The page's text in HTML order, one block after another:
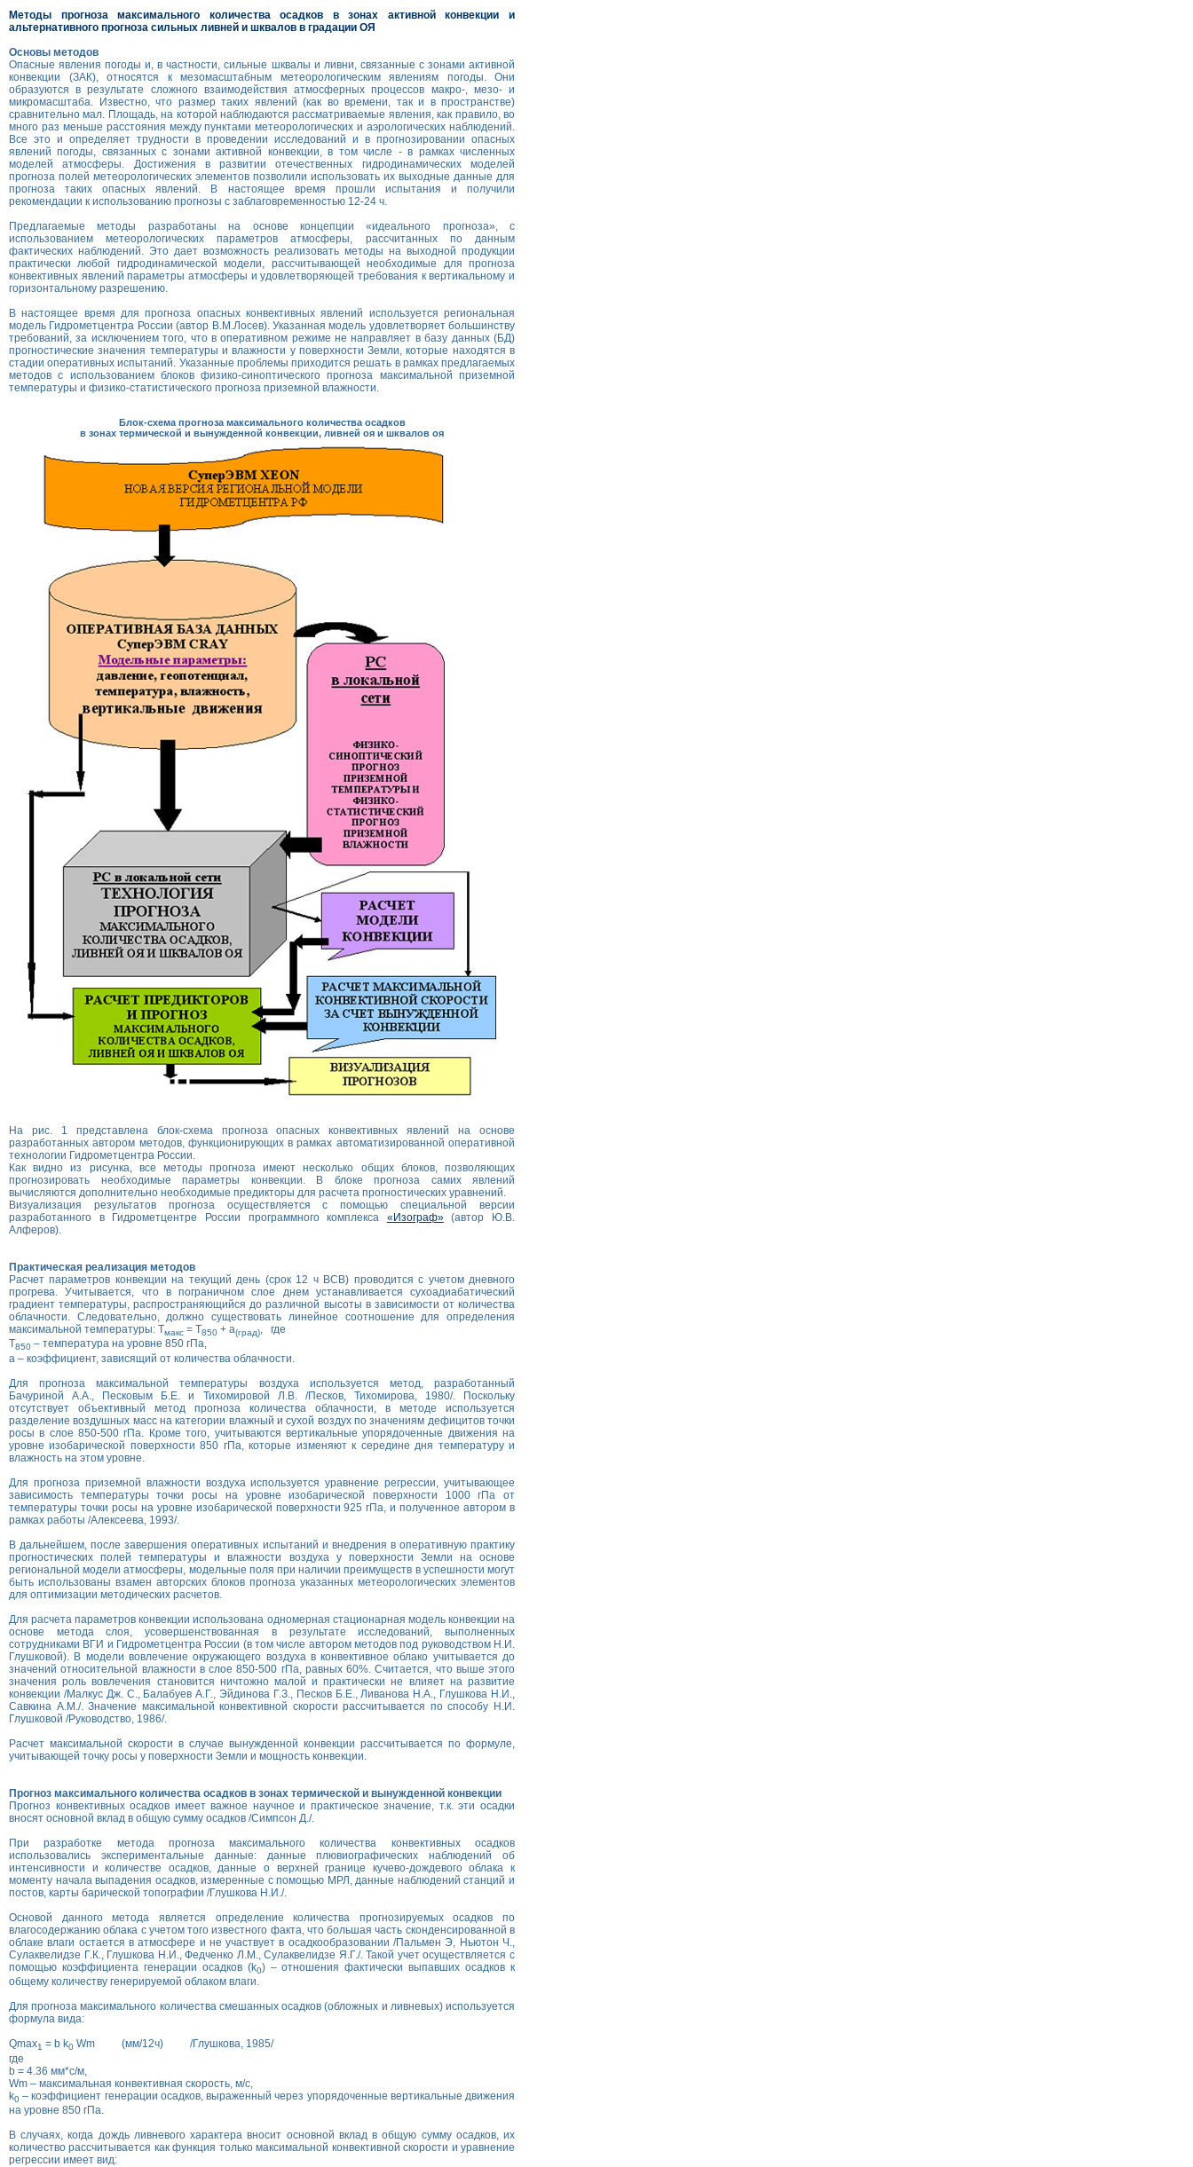
Методы прогноза максимального количества осадков в зонах активной конвекции и
альтернативного прогноза сильных ливней и шквалов в градации ОЯ
Основы методов
Опасные явления погоды и, в частности, сильные шквалы и ливни, связанные с зонами активной
конвекции (ЗАК), относятся к мезомасштабным метеорологическим явлениям погоды. Они
образуются в результате сложного взаимодействия атмосферных процессов макро-, мезо- и
микромасштаба. Известно, что размер таких явлений (как во времени, так и в пространстве)
сравнительно мал. Площадь, на которой наблюдаются рассматриваемые явления, как правило, во
много раз меньше расстояния между пунктами метеорологических и аэрологических наблюдений.
Все это и определяет трудности в проведении исследований и в прогнозировании опасных
явлений погоды, связанных с зонами активной конвекции, в том числе - в рамках численных
моделей атмосферы. Достижения в развитии отечественных гидродинамических моделей
прогноза полей метеорологических элементов позволили использовать их выходные данные для
прогноза таких опасных явлений. В настоящее время прошли испытания и получили
рекомендации к использованию прогнозы с заблаговременностью 12-24 ч.
Предлагаемые методы разработаны на основе концепции «идеального прогноза», с
использованием метеорологических параметров атмосферы, рассчитанных по данным
фактических наблюдений. Это дает возможность реализовать методы на выходной продукции
практически любой гидродинамической модели, рассчитывающей необходимые для прогноза
конвективных явлений параметры атмосферы и удовлетворяющей требования к вертикальному и
горизонтальному разрешению.
В настоящее время для прогноза опасных конвективных явлений используется региональная
модель Гидрометцентра России (автор В.М.Лосев). Указанная модель удовлетворяет большинству
требований, за исключением того, что в оперативном режиме не направляет в базу данных (БД)
прогностические значения температуры и влажности у поверхности Земли, которые находятся в
стадии оперативных испытаний. Указанные проблемы приходится решать в рамках предлагаемых
методов с использованием блоков физико-синоптического прогноза максимальной приземной
температуры и физико-статистического прогноза приземной влажности.
Блок-схема прогноза максимального количества осадков
в зонах термической и вынужденной конвекции, ливней оя и шквалов оя
На рис. 1 представлена блок-схема прогноза опасных конвективных явлений на основе
разработанных автором методов, функционирующих в рамках автоматизированной оперативной
технологии Гидрометцентра России.
Как видно из рисунка, все методы прогноза имеют несколько общих блоков, позволяющих
прогнозировать необходимые параметры конвекции. В блоке прогноза самих явлений
вычисляются дополнительно необходимые предикторы для расчета прогностических уравнений.
Визуализация результатов прогноза осуществляется с помощью специальной версии
разработанного в Гидрометцентре России программного комплекса «Изограф»(автор Ю.В.
Алферов).
Практическая реализация методов
Расчет параметров конвекции на текущий день (срок 12 ч ВСВ) проводится с учетом дневного
прогрева. Учитывается, что в пограничном слое днем устанавливается сухоадиабатический
градиент температуры, распространяющийся до различной высоты в зависимости от количества
облачности. Следовательно, должно существовать линейное соотношение для определения
максимальной температуры: Тмакс = Т850 + а(град), где
Т850 – температура на уровне 850 гПа,
а – коэффициент, зависящий от количества облачности.
Для прогноза максимальной температуры воздуха используется метод, разработанный
Бачуриной А.А., Песковым Б.Е. и Тихомировой Л.В. /Песков, Тихомирова, 1980/. Поскольку
отсутствует объективный метод прогноза количества облачности, в методе используется
разделение воздушных масс на категории влажный и сухой воздух по значениям дефицитов точки
росы в слое 850-500 гПа. Кроме того, учитываются вертикальные упорядоченные движения на
уровне изобарической поверхности 850 гПа, которые изменяют к середине дня температуру и
влажность на этом уровне.
Для прогноза приземной влажности воздуха используется уравнение регрессии, учитывающее
зависимость температуры точки росы на уровне изобарической поверхности 1000 гПа от
температуры точки росы на уровне изобарической поверхности 925 гПа, и полученное автором в
рамках работы /Алексеева, 1993/.
В дальнейшем, после завершения оперативных испытаний и внедрения в оперативную практику
прогностических полей температуры и влажности воздуха у поверхности Земли на основе
региональной модели атмосферы, модельные поля при наличии преимуществ в успешности могут
быть использованы взамен авторских блоков прогноза указанных метеорологических элементов
для оптимизации методических расчетов.
Для расчета параметров конвекции использована одномерная стационарная модель конвекции на
основе метода слоя, усовершенствованная в результате исследований, выполненных
сотрудниками ВГИ и Гидрометцентра России (в том числе автором методов под руководством Н.И.
Глушковой). В модели вовлечение окружающего воздуха в конвективное облако учитывается до
значений относительной влажности в слое 850-500 гПа, равных 60%. Считается, что выше этого
значения роль вовлечения становится ничтожно малой и практически не влияет на развитие
конвекции /Малкус Дж. С., Балабуев А.Г., Эйдинова Г.З., Песков Б.Е., Ливанова Н.А., Глушкова Н.И.,
Савкина А.М./. Значение максимальной конвективной скорости рассчитывается по способу Н.И.
Глушковой /Руководство, 1986/.
Расчет максимальной скорости в случае вынужденной конвекции рассчитывается по формуле,
учитывающей точку росы у поверхности Земли и мощность конвекции.
Прогноз максимального количества осадков в зонах термической и вынужденной конвекции
Прогноз конвективных осадков имеет важное научное и практическое значение, т.к. эти осадки
вносят основной вклад в общую сумму осадков /Симпсон Д./.
При разработке метода прогноза максимального количества конвективных осадков
использовались экспериментальные данные: данные плювиографических наблюдений об
интенсивности и количестве осадков, данные о верхней границе кучево-дождевого облака к
моменту начала выпадения осадков, измеренные с помощью МРЛ, данные наблюдений станций и
постов, карты барической топографии /Глушкова Н.И./.
Основой данного метода является определение количества прогнозируемых осадков по
влагосодержанию облака с учетом того известного факта, что большая часть сконденсированной в
облаке влаги остается в атмосфере и не участвует в осадкообразовании /Пальмен Э, Ньютон Ч.,
Сулаквелидзе Г.К., Глушкова Н.И., Федченко Л.М., Сулаквелидзе Я.Г./. Такой учет осуществляется с
помощью коэффициента генерации осадков (k0) – отношения фактически выпавших осадков к
общему количеству генерируемой облаком влаги.
Для прогноза максимального количества смешанных осадков (обложных и ливневых) используется
формула вида:
Qmax1 = b k0 Wm (мм/12ч) /Глушкова, 1985/
где
b = 4.36 мм*c/м,
Wm – максимальная конвективная скорость, м/с,
k0 – коэффициент генерации осадков, выраженный через упорядоченные вертикальные движения
на уровне 850 гПа.
В случаях, когда дождь ливневого характера вносит основной вклад в общую сумму осадков, их
количество рассчитывается как функция только максимальной конвективной скорости и уравнение
регрессии имеет вид: